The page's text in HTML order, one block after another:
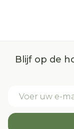
Blijf op de